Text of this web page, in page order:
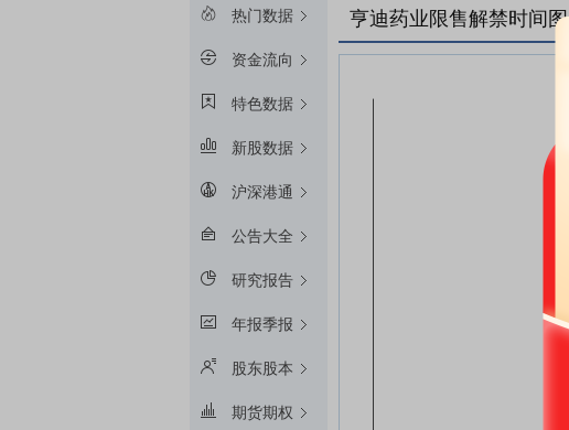
热门数据
资金流向
特色数据
新股数据
沪深港通
公告大全
研究报告
年报季报
股东股本
期货期权
亨迪药业限售解禁时间图